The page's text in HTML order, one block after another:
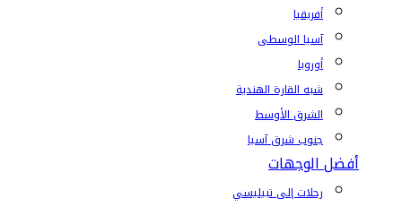
أفريقيا
آسيا الوسطى
أوروبا
شبه القارة الهندية
الشرق الأوسط
جنوب شرق آسيا
أفضل الوجهات
رحلات إلى تبيليسي